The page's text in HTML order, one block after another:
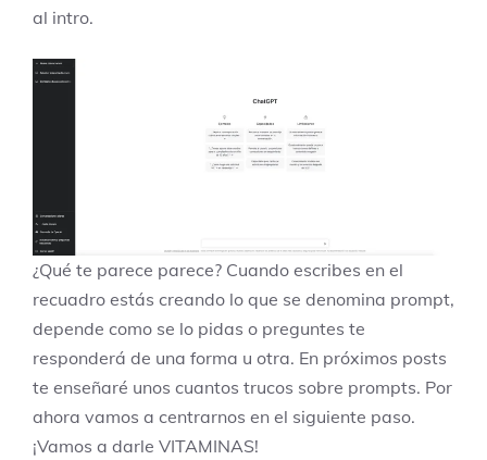
al intro.
¿Qué te parece parece? Cuando escribes en el
recuadro estás creando lo que se denomina prompt,
depende como se lo pidas o preguntes te
responderá de una forma u otra. En próximos posts
te enseñaré unos cuantos trucos sobre prompts. Por
ahora vamos a centrarnos en el siguiente paso.
¡Vamos a darle VITAMINAS!